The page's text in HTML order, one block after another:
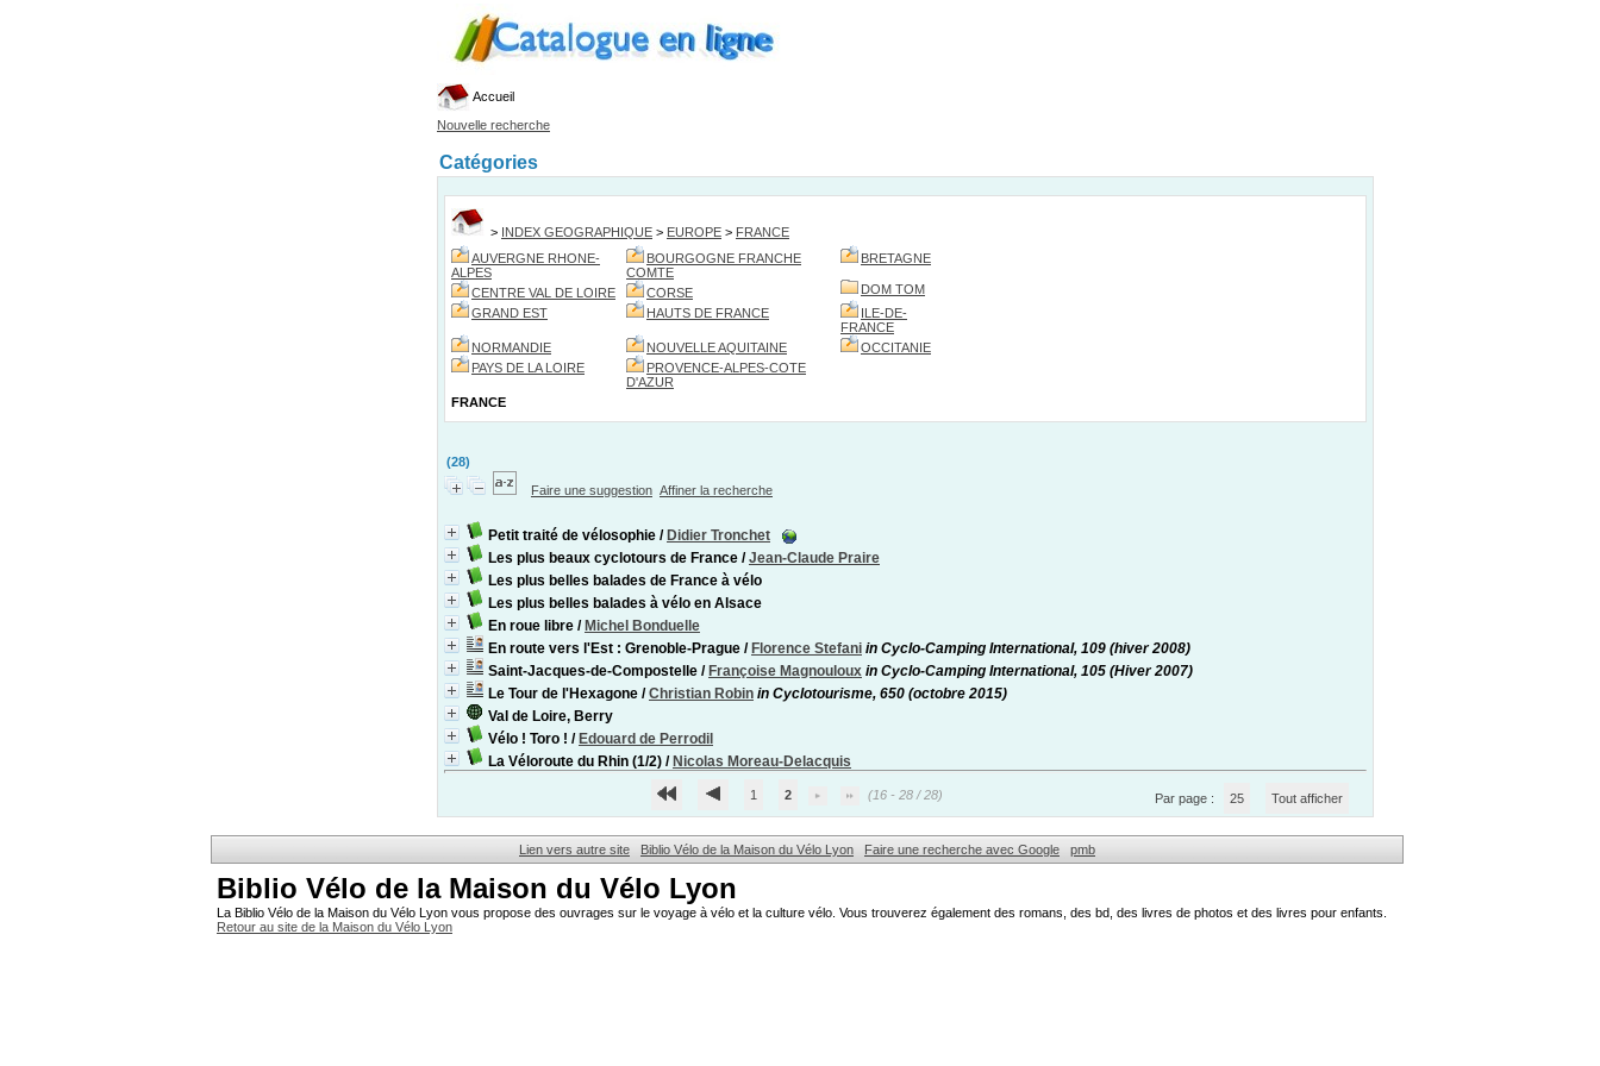
Accueil
Nouvelle recherche
Catégories
> INDEX GEOGRAPHIQUE > EUROPE > FRANCE
AUVERGNE RHONE-
ALPES
BOURGOGNE FRANCHE
COMTE
BRETAGNE
CENTRE VAL DE LOIRE CORSE
DOM TOM
GRAND EST
HAUTS DE FRANCE
ILE-DE-
FRANCE
NORMANDIE
NOUVELLE AQUITAINE
OCCITANIE
PAYS DE LA LOIRE
PROVENCE-ALPES-COTE
D'AZUR
FRANCE
(28)
Faire une suggestion Affiner la recherche
Petit traité de vélosophie / Didier Tronchet
Les plus beaux cyclotours de France /Jean-Claude Praire
Les plus belles balades de France à vélo
Les plus belles balades à vélo en Alsace
En roue libre / Michel Bonduelle
En route vers l'Est : Grenoble-Prague / Florence Stefani in Cyclo-Camping International, 109 (hiver 2008)
Saint-Jacques-de-Compostelle / Françoise Magnouloux in Cyclo-Camping International, 105 (Hiver 2007)
Le Tour de l'Hexagone /Christian Robin in Cyclotourisme, 650 (octobre 2015)
Val de Loire, Berry
Vélo ! Toro ! / Edouard de Perrodil
La Véloroute du Rhin (1/2) / Nicolas Moreau-Delacquis
1 2 (16 - 28 / 28) Par page : 25 Tout afficher
Lien vers autre site Biblio Vélo de la Maison du Vélo Lyon Faire une recherche avec Google pmb
Biblio Vélo de la Maison du Vélo Lyon
La Biblio Vélo de la Maison du Vélo Lyon vous propose des ouvrages sur le voyage à vélo et la culture vélo. Vous trouverez également des romans, des bd, des livres de photos et des livres pour enfants.
Retour au site de la Maison du Vélo Lyon